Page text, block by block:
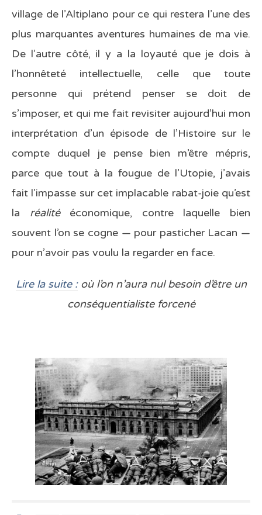
village de l’Altiplano pour ce qui restera l’une des
plus marquantes aventures humaines de ma vie.
De l’autre côté, il y a la loyauté que je dois à
l’honnêteté intellectuelle, celle que toute
personne qui prétend penser se doit de
s’imposer, et qui me fait revisiter aujourd’hui mon
interprétation d’un épisode de l’Histoire sur le
compte duquel je pense bien m’être mépris,
parce que tout à la fougue de l’Utopie, j’avais
fait l’impasse sur cet implacable rabat-joie qu’est
la réalitééconomique, contre laquelle bien
souvent l’on se cogne — pour pasticher Lacan —
pour n’avoir pas voulu la regarder en face.
Lire la suite :où l’on n’aura nul besoin d’être un
conséquentialiste forcené